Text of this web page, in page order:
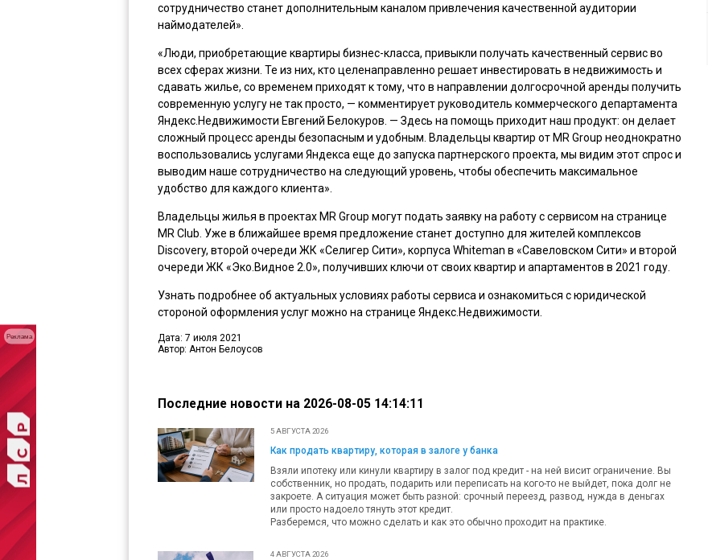
сотрудничество станет дополнительным каналом привлечения качественной аудитории
наймодателей».
«Люди, приобретающие квартиры бизнес-класса, привыкли получать качественный сервис во
всех сферах жизни. Те из них, кто целенаправленно решает инвестировать в недвижимость и
сдавать жилье, со временем приходят к тому, что в направлении долгосрочной аренды получить
современную услугу не так просто, — комментирует руководитель коммерческого департамента
Яндекс.Недвижимости Евгений Белокуров. — Здесь на помощь приходит наш продукт: он делает
сложный процесс аренды безопасным и удобным. Владельцы квартир от MR Group неоднократно
воспользовались услугами Яндекса еще до запуска партнерского проекта, мы видим этот спрос и
выводим наше сотрудничество на следующий уровень, чтобы обеспечить максимальное
удобство для каждого клиента».
Владельцы жилья в проектах MR Group могут подать заявку на работу с сервисом на странице
MR Club. Уже в ближайшее время предложение станет доступно для жителей комплексов
Discovery, второй очереди ЖК «Селигер Сити», корпуса Whiteman в «Савеловском Сити» и второй
очереди ЖК «Эко.Видное 2.0», получивших ключи от своих квартир и апартаментов в 2021 году.
Узнать подробнее об актуальных условиях работы сервиса и ознакомиться с юридической
стороной оформления услуг можно на странице Яндекс.Недвижимости.
Дата: 7 июля 2021
Автор: Антон Белоусов
Последние новости на 2026-08-05 14:14:11
5 АВГУСТА 2026
Как продать квартиру, которая в залоге у банка
Взяли ипотеку или кинули квартиру в залог под кредит - на ней висит ограничение. Вы
собственник, но продать, подарить или переписать на кого-то не выйдет, пока долг не
закроете. А ситуация может быть разной: срочный переезд, развод, нужда в деньгах
или просто надоело тянуть этот кредит.
Разберемся, что можно сделать и как это обычно проходит на практике.
4 АВГУСТА 2026
Реклама